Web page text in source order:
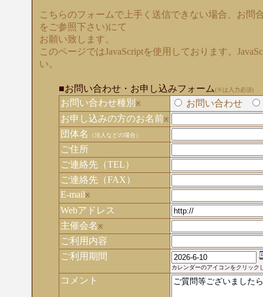
こちらのフォームで上手く送信できない場合、お問
をご参照下さい)にて
お願い致します。
このページではJavaScriptを使用しております。
い。
■お問い合わせ・お申し込みフォーム(※は入力必須)
お問い合わせ種別 ※ お問い合わせ
お申し込みの方のお名前※
団体名 （法人などの場合）
ご住所
ご連絡先（TEL）
ご連絡先（FAX）
E-mail※
Webアドレス
主催会名※
ご利用内容
ご利用期間
カレンダーのアイコンをクリック
コメント